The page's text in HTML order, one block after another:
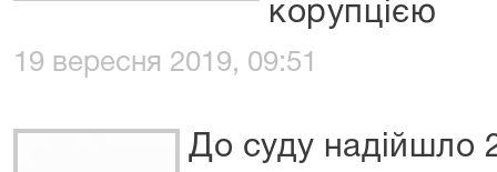
корупцією
19 вересня 2019, 09:51
До суду надійшло